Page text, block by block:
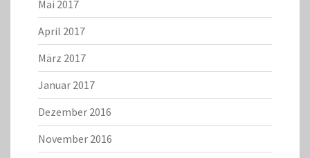
Mai 2017
April 2017
März 2017
Januar 2017
Dezember 2016
November 2016